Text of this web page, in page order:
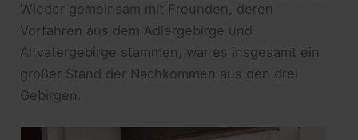
Wieder gemeinsam mit Freunden, deren
Vorfahren aus dem Adlergebirge und
Altvatergebirge stammen, war es insgesamt ein
großer Stand der Nachkommen aus den drei
Gebirgen.